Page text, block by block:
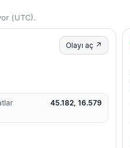
(UTC).
Olayı aç ↗
45.182, 16.579